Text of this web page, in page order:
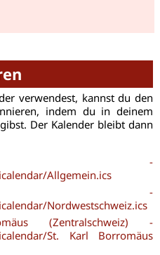
verwendest, kannst du den
indem du in deinem
Der Kalender bleibt dann
-
Allgemein.ics
-
Nordwestschweiz.ics
(Zentralschweiz) -
St. Karl Borromäus